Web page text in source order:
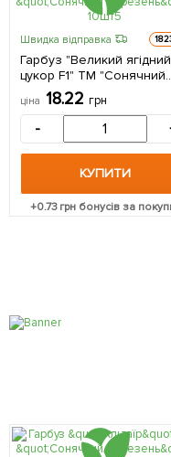
Швидка відправка
Гарбуз "Великий ягідний
цукор F1" ТМ "Сонячний
березень" 10шт
ціна 18.22 грн
-
КУПИТИ
+0.73грн бонусів за